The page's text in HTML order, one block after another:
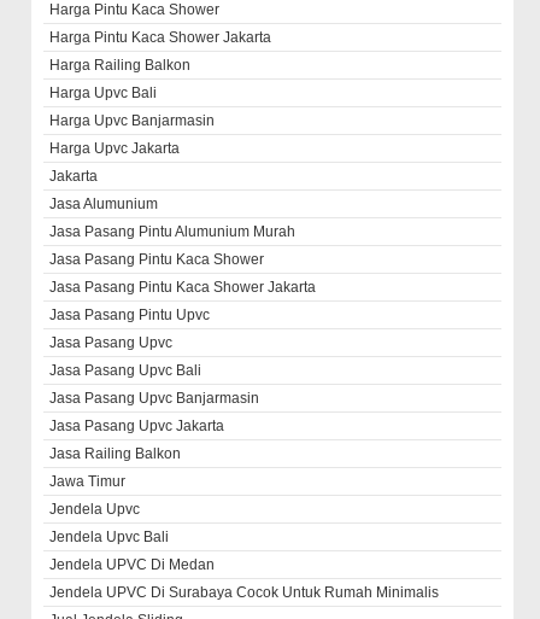
Harga Pintu Kaca Shower
Harga Pintu Kaca Shower Jakarta
Harga Railing Balkon
Harga Upvc Bali
Harga Upvc Banjarmasin
Harga Upvc Jakarta
Jakarta
Jasa Alumunium
Jasa Pasang Pintu Alumunium Murah
Jasa Pasang Pintu Kaca Shower
Jasa Pasang Pintu Kaca Shower Jakarta
Jasa Pasang Pintu Upvc
Jasa Pasang Upvc
Jasa Pasang Upvc Bali
Jasa Pasang Upvc Banjarmasin
Jasa Pasang Upvc Jakarta
Jasa Railing Balkon
Jawa Timur
Jendela Upvc
Jendela Upvc Bali
Jendela UPVC Di Medan
Jendela UPVC Di Surabaya Cocok Untuk Rumah Minimalis